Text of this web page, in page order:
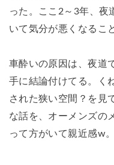
った。ここ2～3年、夜
いて気分が悪くなるこ
車酔いの原因は、夜道
手に結論付けてる。く
された狭い空間？を見
な話を、オーメンズの
って方がいて親近感w。